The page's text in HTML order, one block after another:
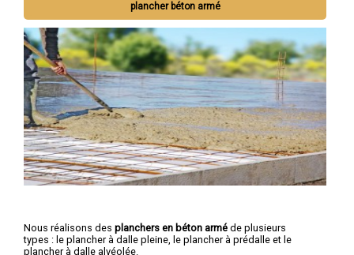
plancher béton armé
Nous réalisons des planchers en béton armé de plusieurs
types : le plancher à dalle pleine, le plancher à prédalle et le
plancher à dalle alvéolée.